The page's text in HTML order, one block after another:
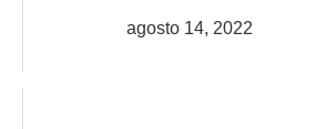
agosto 14, 2022